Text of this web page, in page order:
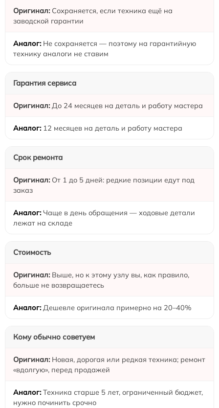
Сохраняется, если техника ещё на
заводской гарантии
Не сохраняется — поэтому на гарантийную
технику аналоги не ставим
Гарантия сервиса
До 24 месяцев на деталь и работу мастера
12 месяцев на деталь и работу мастера
Срок ремонта
От 1 до 5 дней: редкие позиции едут под
заказ
Чаще в день обращения — ходовые детали
лежат на складе
Стоимость
Выше, но к этому узлу вы, как правило,
больше не возвращаетесь
Дешевле оригинала примерно на 20–40%
Кому обычно советуем
Новая, дорогая или редкая техника; ремонт
«вдолгую», перед продажей
Техника старше 5 лет, ограниченный бюджет,
нужно починить срочно